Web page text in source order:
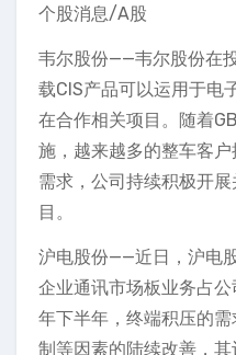
个股消息/A股
韦尔股份——韦尔股份在
载CIS产品可以运用于电
在合作相关项目。随着
施，越来越多的整车客
需求，公司持续积极开
目。
沪电股份——近日，沪电
企业通讯市场板业务占
年下半年，终端积压的
制等因素的陆续改善，